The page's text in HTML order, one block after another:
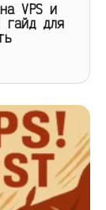
VPS и
гайд для